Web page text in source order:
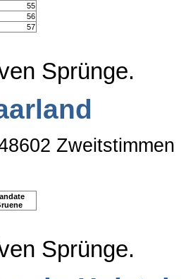
55
56
57
Sprünge.
Zweitstimmen
Sprünge.